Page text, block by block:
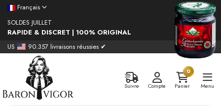
Français
SOLDES JUILLET
RAPIDE & DISCRET | 100% ORIGINAL
US
90.357 livraisons réussies ✔
Suivre Compte
0
Panier
Menu